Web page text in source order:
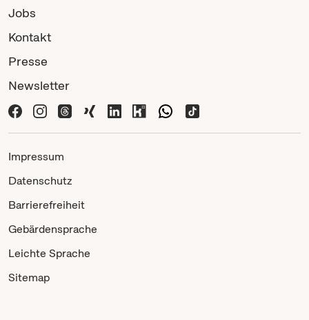
Jobs
Kontakt
Presse
Newsletter
Impressum
Datenschutz
Barrierefreiheit
Gebärdensprache
Leichte Sprache
Sitemap